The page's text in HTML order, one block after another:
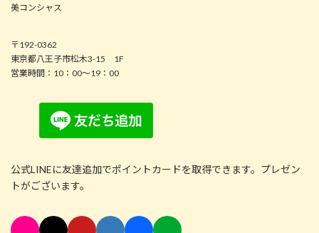
美コンシャス
〒192-0362
東京都八王子市松木3-15 1F
営業時間：10：00～19：00
公式LINEに友達追加でポイントカードを取得できます。プレゼン
トがございます。